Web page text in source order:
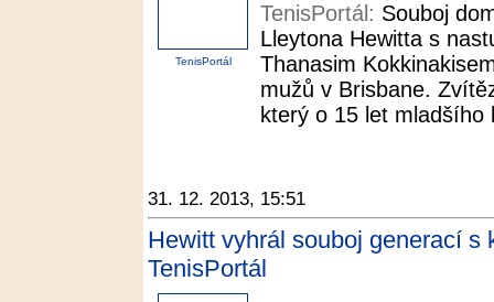
TenisPortál
TenisPortál: Souboj
Lleytona Hewitta s
Thanasim
mužů v Brisbane.
který o 15 let
31. 12. 2013, 15:51
Hewitt vyhrál souboj generací s
TenisPortál